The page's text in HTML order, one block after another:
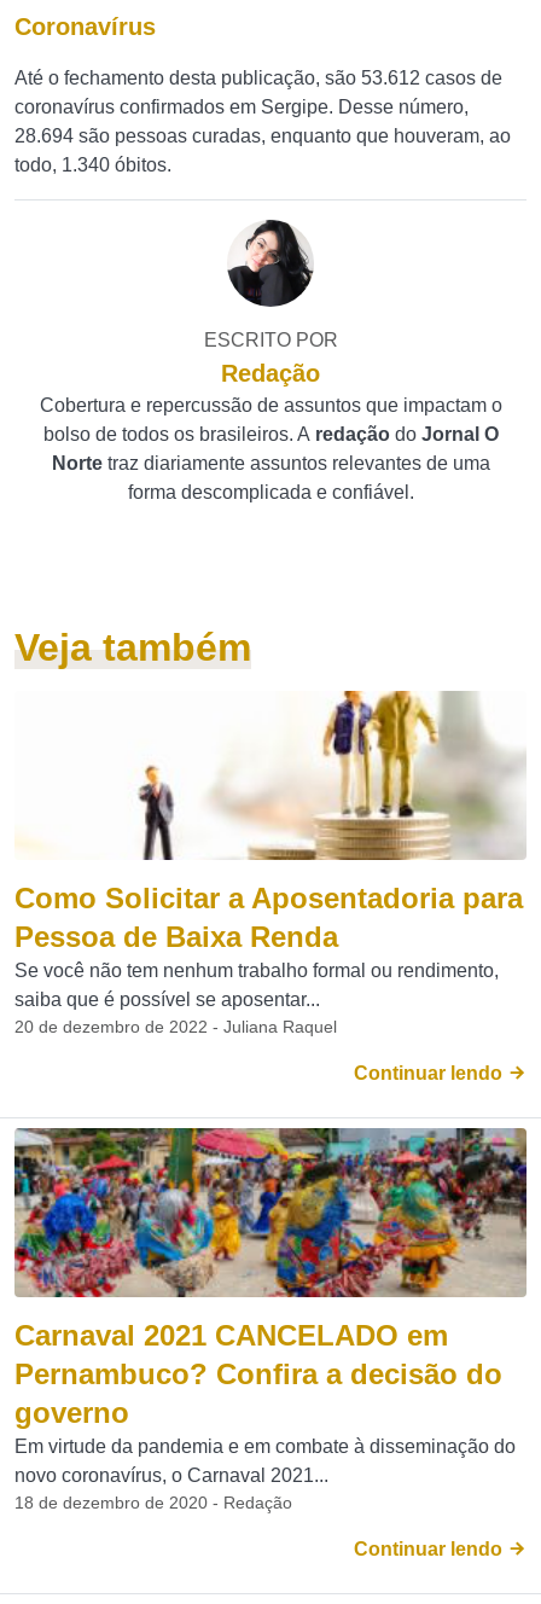
Coronavírus
Até o fechamento desta publicação, são 53.612 casos de
coronavírus confirmados em Sergipe. Desse número,
28.694 são pessoas curadas, enquanto que houveram, ao
todo, 1.340 óbitos.
ESCRITO POR
Redação
Cobertura e repercussão de assuntos que impactam o
bolso de todos os brasileiros. A redação do Jornal O
Norte traz diariamente assuntos relevantes de uma
forma descomplicada e confiável.
Veja também
Como Solicitar a Aposentadoria para
Pessoa de Baixa Renda
Se você não tem nenhum trabalho formal ou rendimento,
saiba que é possível se aposentar...
20 de dezembro de 2022 - Juliana Raquel
Continuar lendo
Carnaval 2021 CANCELADO em
Pernambuco? Confira a decisão do
governo
Em virtude da pandemia e em combate à disseminação do
novo coronavírus, o Carnaval 2021...
18 de dezembro de 2020 - Redação
Continuar lendo